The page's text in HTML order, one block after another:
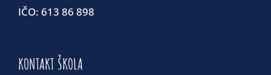
IČO: 613 86 898
KONTAKT ŠKOLA